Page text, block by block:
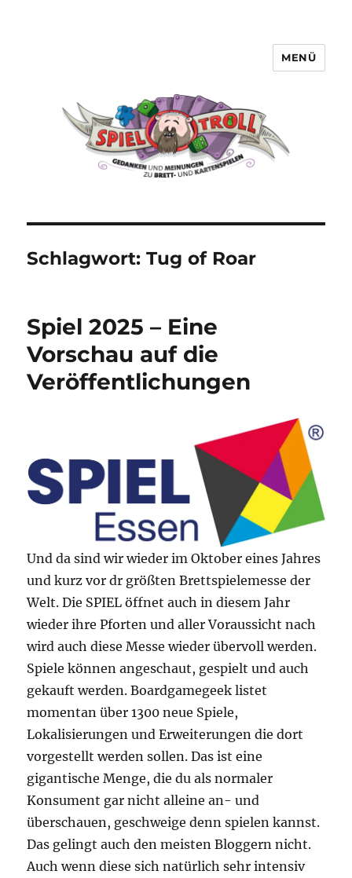
MENÜ
Schlagwort:Tug of Roar
Spiel 2025 – Eine
Vorschau auf die
Veröffentlichungen
Und da sind wir wieder im Oktober eines Jahres
und kurz vor dr größten Brettspielemesse der
Welt. Die SPIEL öffnet auch in diesem Jahr
wieder ihre Pforten und aller Voraussicht nach
wird auch diese Messe wieder übervoll werden.
Spiele können angeschaut, gespielt und auch
gekauft werden. Boardgamegeek listet
momentan über 1300 neue Spiele,
Lokalisierungen und Erweiterungen die dort
vorgestellt werden sollen. Das ist eine
gigantische Menge, die du als normaler
Konsument gar nicht alleine an- und
überschauen, geschweige denn spielen kannst.
Das gelingt auch den meisten Bloggern nicht.
Auch wenn diese sich natürlich sehr intensiv